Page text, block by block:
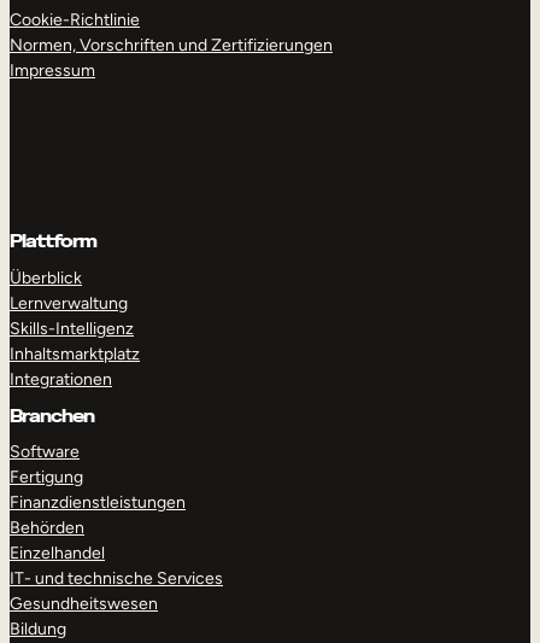
Cookie-Richtlinie
Normen, Vorschriften und Zertifizierungen
Impressum
Plattform
Überblick
Lernverwaltung
Skills-Intelligenz
Inhaltsmarktplatz
Integrationen
Branchen
Software
Fertigung
Finanzdienstleistungen
Behörden
Einzelhandel
IT- und technische Services
Gesundheitswesen
Bildung